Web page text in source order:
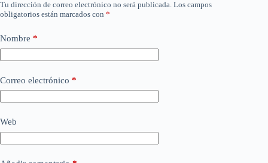
Tu dirección de correo electrónico no será publicada. Los campos
obligatorios están marcados con *
Nombre *
Correo electrónico *
Web